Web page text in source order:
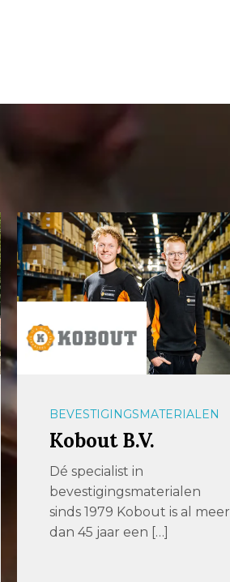
BEVESTIGINGSMATERIALEN
Kobout B.V.
Dé specialist in
bevestigingsmaterialen
sinds 1979 Kobout is al meer
dan 45 jaar een […]